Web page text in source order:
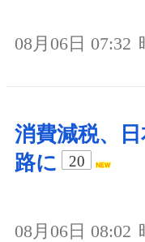
08月06日 07:32
消費減税、
路に
20
08月06日 08:02